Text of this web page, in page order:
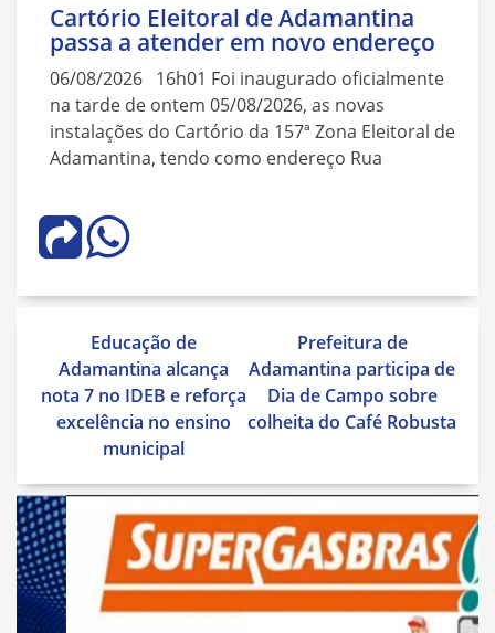
Cartório Eleitoral de Adamantina
passa a atender em novo endereço
06/08/2026 16h01 Foi inaugurado oficialmente
na tarde de ontem 05/08/2026, as novas
instalações do Cartório da 157ª Zona Eleitoral de
Adamantina, tendo como endereço Rua
Navegação
Post
Educação de
Adamantina alcança
nota 7 no IDEB e reforça
excelência no ensino
municipal
Prefeitura de
Adamantina participa de
Dia de Campo sobre
colheita do Café Robusta